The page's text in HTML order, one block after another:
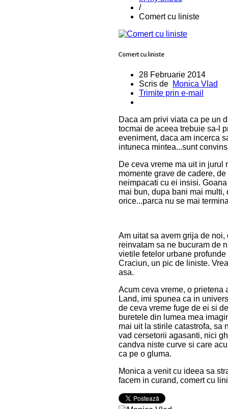
/
Comert cu liniste
Comert cu liniste
28 Februarie 2014
Scris de Monica Vlad
Trimite prin e-mail
Daca am privi viata ca pe un
tocmai de aceea trebuie sa-l
eveniment, daca am incerca
intuneca mintea...sunt
De ceva vreme ma uit in jurul
momente grave de cadere,
neimpacati cu ei insisi.
mai bun, dupa bani mai
orice...parca nu se mai
Am uitat sa avem grija de
reinvatam sa ne bucuram de
vietile fetelor urbane
Craciun, un pic de liniste.
asa.
Acum ceva vreme, o prietena
Land, imi spunea ca in
de ceva vreme fuge de ei si
buretele din lumea mea
mai uit la stirile catastrofa, sa
vad cersetorii agasanti, nici
candva niste curve si care
ca pe o gluma.
Monica a venit cu ideea sa
facem in curand, comert cu